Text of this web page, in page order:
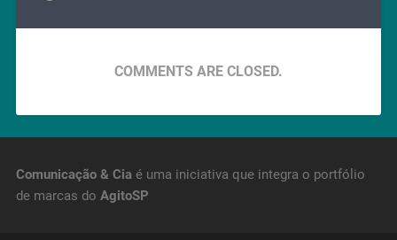
COMMENTS ARE CLOSED.
Comunicação & Ciaé uma iniciativa que integra o portfólio
de marcas do AgitoSP